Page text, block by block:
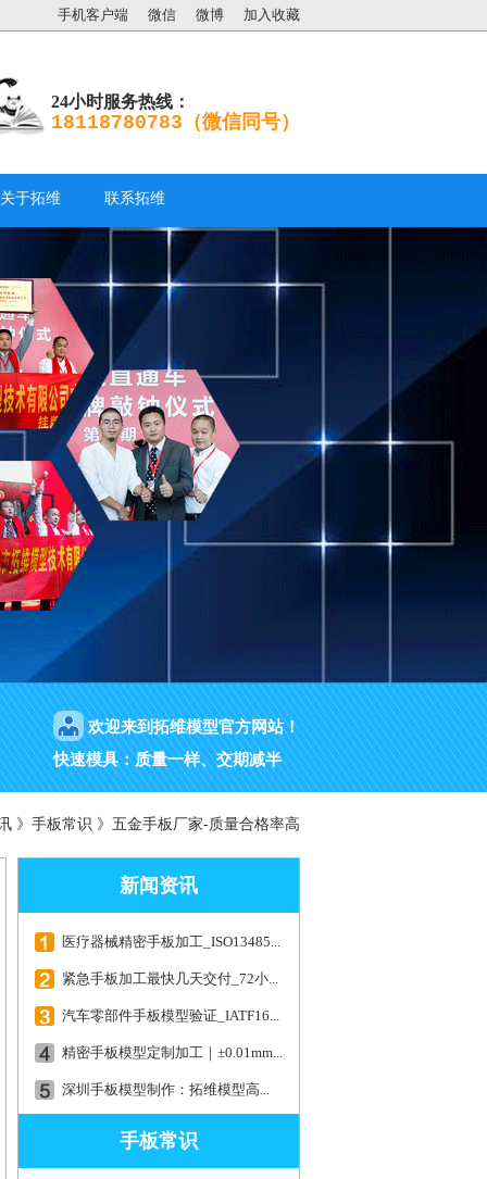
手机客户端 微信 微博 加入收藏
24小时服务热线：
18118780783（微信同号）
关于拓维 联系拓维
欢迎来到拓维模型官方网站！
快速模具：质量一样、交期减半
》 手板常识 》 五金手板厂家-质量合格率高
新闻资讯
医疗器械精密手板加工_ISO13485...
紧急手板加工最快几天交付_72小...
汽车零部件手板模型验证_IATF16...
精密手板模型定制加工｜±0.01mm...
深圳手板模型制作：拓维模型高...
手板常识